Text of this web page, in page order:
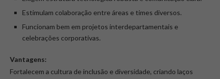
Estimulam colaboração entre áreas e times diversos.
Funcionam bem em projetos interdepartamentais e
celebrações corporativas.
Vantagens:
Fortalecem a cultura de inclusão e diversidade, criando laços